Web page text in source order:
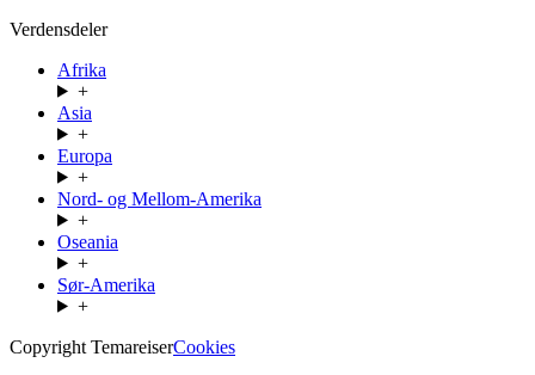
Verdensdeler
Afrika
+
Asia
+
Europa
+
Nord- og Mellom-Amerika
+
Oseania
+
Sør-Amerika
+
Copyright TemareiserCookies